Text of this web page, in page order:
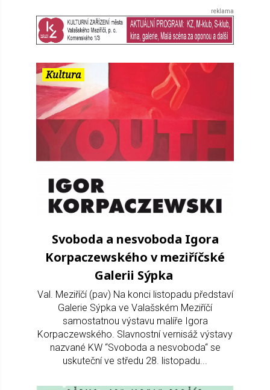
Kultura
Svoboda a nesvoboda Igora
Korpaczewského v meziříčské
Galerii Sýpka
Val. Meziříčí (pav) Na konci listopadu představí
Galerie Sýpka ve Valašském Meziříčí
samostatnou výstavu malíře Igora
Korpaczewského. Slavnostní vernisáž výstavy
nazvané KW “Svoboda a nesvoboda“ se
uskuteční ve středu 28. listopadu...